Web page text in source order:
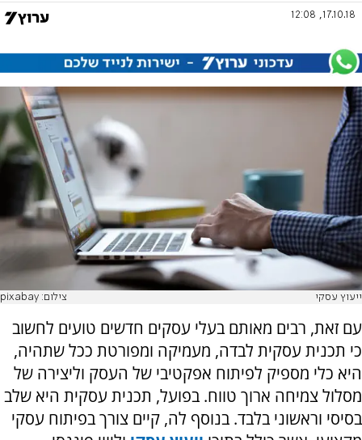
17.10.18, 12:08
ייעוץ עסקי צילום: pixabay
עם זאת, רבים מאותם בעלי עסקים חדשים טועים לחשוב
כי תכנית עסקית לבדה, מעמיקה ומפורטת ככל שתהיה,
היא כלי מספיק לפיתוח אפקטיבי של העסק וליצירה של
מסלול צמיחה ארוך טווח. בפועל, תכנית עסקית היא שלב
בסיסי וראשוני בלבד. בנוסף לה, קיים צורך בפיתוח עסקי